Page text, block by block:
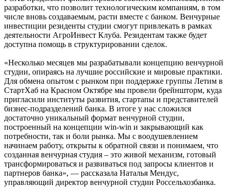
разработки, что позволит технологическим компаниям, в том
числе вновь создаваемым, расти вместе с банком. Венчурные
инвестиции резиденты студии смогут привлекать в рамках
деятельности АгроИнвест Клуба. Резидентам также будет
доступна помощь в структурировании сделок.
«Несколько месяцев мы разрабатывали концепцию венчурной
студии, опираясь на лучшие российские и мировые практики.
Для обмена опытом с рынком при поддержке группы Летим в
СтартХаб на Красном Октябре мы провели брейншторм, куда
пригласили институты развития, стартапы и представителей
бизнес-подразделений банка. В итоге у нас сложился
достаточно уникальный формат венчурной студии,
построенный на концепции win-win и закрывающий как
потребности, так и боли рынка. Мы с воодушевлением
начинаем работу, открыты к обратной связи и понимаем, что
созданная венчурная студия – это живой механизм, готовый
трансформироваться и развиваться под запросы клиентов и
партнеров банка», — рассказала Наталья Мендус,
управляющий директор венчурной студии Россельхозбанка.